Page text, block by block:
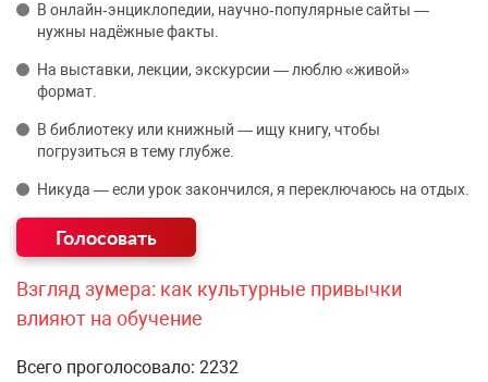
В онлайн‑энциклопедии, научно‑популярные сайты —
нужны надёжные факты.
На выставки, лекции, экскурсии — люблю «живой»
формат.
В библиотеку или книжный — ищу книгу, чтобы
погрузиться в тему глубже.
Никуда — если урок закончился, я переключаюсь на отдых.
Взгляд зумера: как культурные привычки
влияют на обучение
Всего проголосовало: 2232